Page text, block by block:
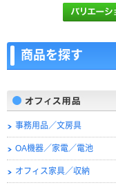
商品を探す
事務用品／文房具
OA機器／家電／電池
オフィス家具／収納